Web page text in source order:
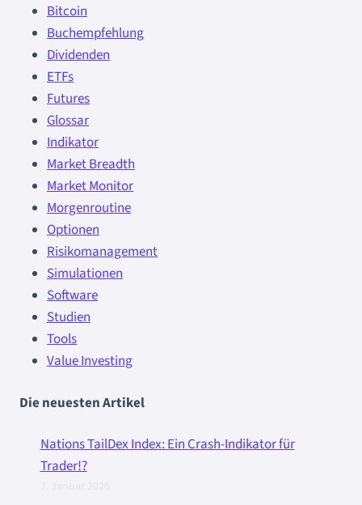
Bitcoin
Buchempfehlung
Dividenden
ETFs
Futures
Glossar
Indikator
Market Breadth
Market Monitor
Morgenroutine
Optionen
Risikomanagement
Simulationen
Software
Studien
Tools
Value Investing
Die neuesten Artikel
Nations TailDex Index: Ein Crash-Indikator für
Trader!?